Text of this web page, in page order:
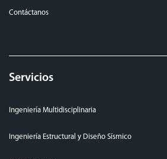
Contáctanos
Servicios
Ingeniería Multidisciplinaria
Ingeniería Estructural y Diseño Sísmico